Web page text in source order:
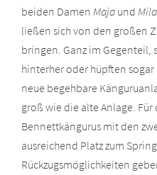
beiden Damen Maja und Mila
ließen sich von den großen
bringen. Ganz im Gegenteil,
hinterher oder hüpften
neue begehbare
groß wie die alte Anlage.
Bennettkängurus mit den
ausreichend Platz zum
Rückzugsmöglichkeiten